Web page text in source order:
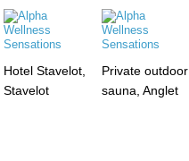
Hotel Stavelot,
Stavelot
Private outdoor
sauna, Anglet